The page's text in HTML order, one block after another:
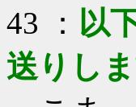
43 ： 以
送りし